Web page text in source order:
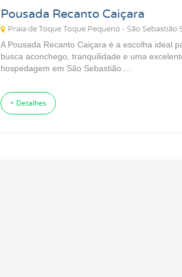
Pousada Recanto Caiçara
Praia de Toque Toque Pequeno - São Sebastião
A Pousada Recanto Caiçara é a escolha ideal
busca aconchego, tranquilidade e uma
hospedagem em São Sebastião....
+ Detalhes